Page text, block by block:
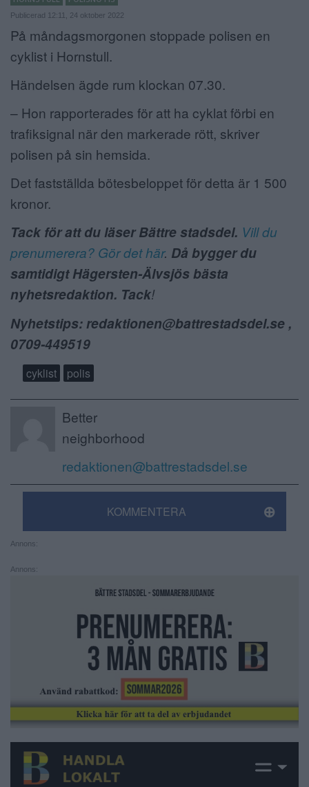
ANNONSERA
NÄRINGSLIV
MER
Publicerad 12:11, 24 oktober 2022
På måndagsmorgonen stoppade polisen en
cyklist i Hornstull.
Händelsen ägde rum klockan 07.30.
– Hon rapporterades för att ha cyklat förbi en
trafiksignal när den markerade rött, skriver
polisen på sin hemsida.
Det fastställda bötesbeloppet för detta är 1 500
kronor.
Tack för att du läser Bättre stadsdel. Vill du
prenumerera? Gör det här. Då bygger du
samtidigt Hägersten-Älvsjös bästa
nyhetsredaktion. Tack!
Nyhetstips: redaktionen@battrestadsdel.se ,
0709-449519
cyklist polis
Better
neighborhood
redaktionen@battrestadsdel.se
KOMMENTERA
Annons:
Annons: